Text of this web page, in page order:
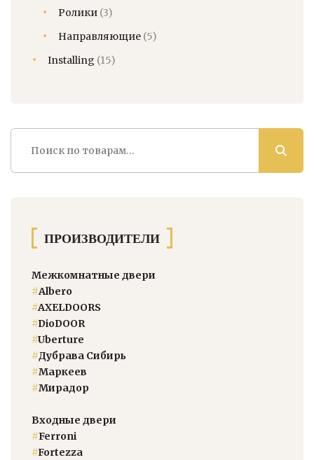
Ролики (3)
Направляющие (5)
Installing (15)
Искать:
ПРОИЗВОДИТЕЛИ
Межкомнатные двери
#Albero
#AXELDOORS
#DioDOOR
#Uberture
#Дубрава Сибирь
#Маркеев
#Мирадор
Входные двери
#Ferroni
#Fortezza